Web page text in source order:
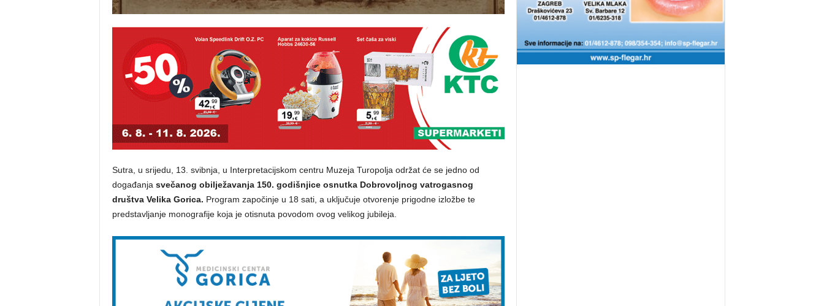
Sutra, u srijedu, 13. svibnja, u Interpretacijskom centru Muzeja Turopolja održat će se jedno od
događanja svečanog obilježavanja 150. godišnjice osnutka Dobrovoljnog vatrogasnog
društva Velika Gorica. Program započinje u 18 sati, a uključuje otvorenje prigodne izložbe te
predstavljanje monografije koja je otisnuta povodom ovog velikog jubileja.